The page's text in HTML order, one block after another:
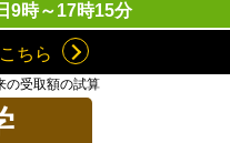
9時～17時15分
ちら
の受取額の試算